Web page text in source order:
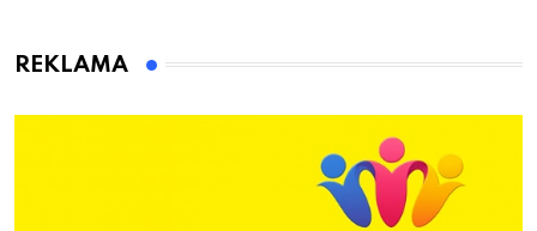
dzieci
REKLAMA